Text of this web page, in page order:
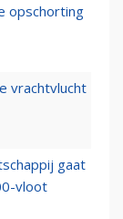
opschorting
vrachtvlucht
gaat
vloot